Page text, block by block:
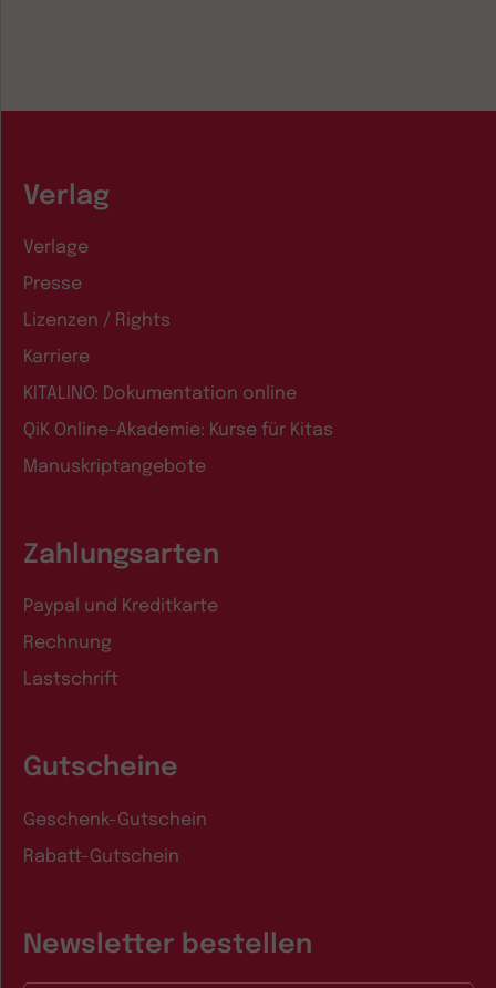
Verlag
Verlage
Presse
Lizenzen / Rights
Karriere
KITALINO: Dokumentation online
QiK Online-Akademie: Kurse für Kitas
Manuskriptangebote
Zahlungsarten
Paypal und Kreditkarte
Rechnung
Lastschrift
Gutscheine
Geschenk-Gutschein
Rabatt-Gutschein
Newsletter bestellen